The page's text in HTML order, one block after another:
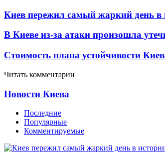
Киев пережил самый жаркий день в
В Киеве из-за атаки произошла
Стоимость плана устойчивости
Читать комментарии
Новости Киева
Последние
Популярные
Комментируемые